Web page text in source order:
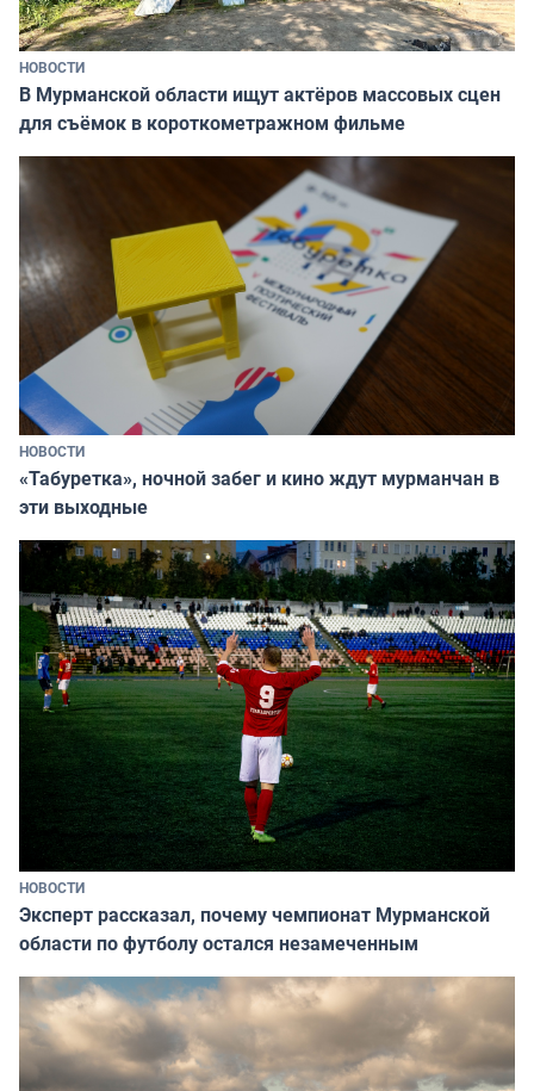
НОВОСТИ
В Мурманской области ищут актёров массовых сцен
для съёмок в короткометражном фильме
НОВОСТИ
«Табуретка», ночной забег и кино ждут мурманчан в
эти выходные
НОВОСТИ
Эксперт рассказал, почему чемпионат Мурманской
области по футболу остался незамеченным